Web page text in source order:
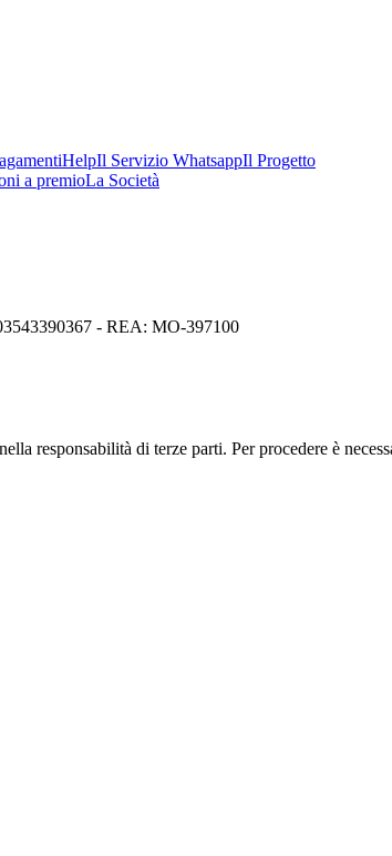
HelpIl Servizio WhatsappIl Progetto
a premioLa Società
- REA: MO-397100
responsabilità di terze parti. Per procedere è